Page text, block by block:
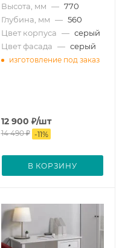
Высота, мм — 770
Глубина, мм — 560
Цвет корпуса — серый
Цвет фасада — серый
изготовление под заказ
12 900 ₽/шт
14 490₽ -11%
В КОРЗИНУ